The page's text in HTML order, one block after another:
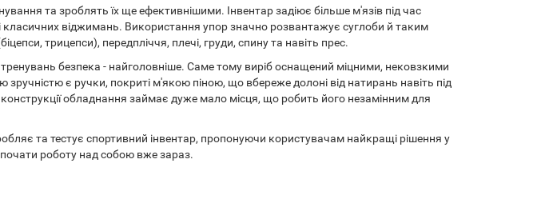
та зроблять їх ще ефективнішими. Інвентар задіює більше м'язів під час
класичних віджимань. Використання упор значно розвантажує суглоби й таким
трицепси), передпліччя, плечі, груди, спину та навіть прес.
безпека - найголовніше. Саме тому виріб оснащений міцними, нековзкими
є ручки, покриті м'якою піною, що вбереже долоні від натирань навіть під
обладнання займає дуже мало місця, що робить його незамінним для
та тестує спортивний інвентар, пропонуючи користувачам найкращі рішення у
почати роботу над собою вже зараз.